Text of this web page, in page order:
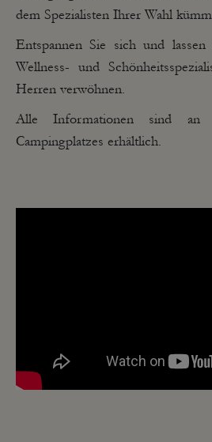
dem Spezialisten Ihrer Wahl
Entspannen Sie sich und
Wellness- und
Herren verwöhnen.
Alle Informationen sind an
Campingplatzes erhältlich.